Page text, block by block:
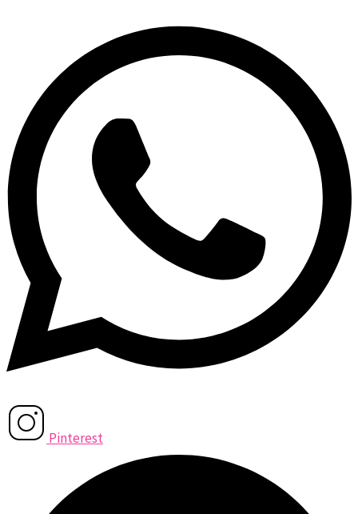
Pinterest